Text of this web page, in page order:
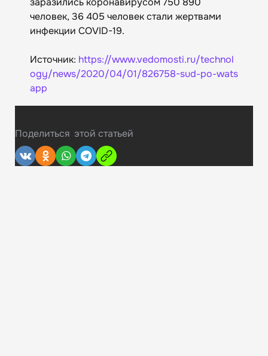
человек, 36 405 человек стали жертвами
инфекции COVID-19.
Источник: https://www.vedomosti.ru/technol
ogy/news/2020/04/01/826758-sud-po-wats
app
Поделиться этой статьей